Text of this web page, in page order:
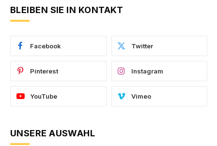
BLEIBEN SIE IN KONTAKT
Facebook Twitter
Pinterest Instagram
YouTube Vimeo
UNSERE AUSWAHL